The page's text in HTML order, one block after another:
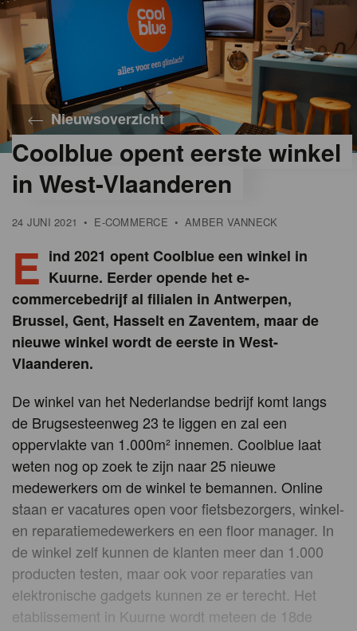
Nieuwsoverzicht
Coolblue opent eerste winkel
in West-Vlaanderen
24 JUNI 2021 • E-COMMERCE • AMBER VANNECK
Ferreira
E ind 2021 opent Coolblue een winkel in
Kuurne. Eerder opende het e-
commercebedrijf al filialen in Antwerpen,
Brussel, Gent, Hasselt en Zaventem, maar de
nieuwe winkel wordt de eerste in West-
Vlaanderen.
De winkel van het Nederlandse bedrijf komt langs
de Brugsesteenweg 23 te liggen en zal een
oppervlakte van 1.000m² innemen. Coolblue laat
weten nog op zoek te zijn naar 25 nieuwe
medewerkers om de winkel te bemannen. Online
staan er vacatures open voor fietsbezorgers, winkel-
en reparatiemedewerkers en een floor manager. In
de winkel zelf kunnen de klanten meer dan 1.000
producten testen, maar ook voor reparaties van
elektronische gadgets kunnen ze er terecht. Het
etablissement in Kuurne wordt meteen de 18de